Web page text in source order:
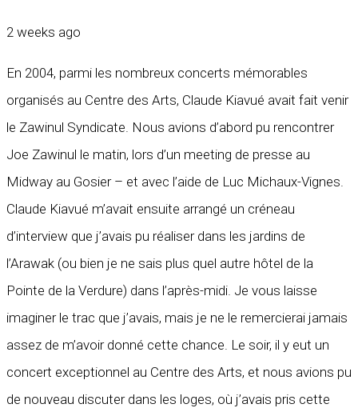
2 weeks ago
En 2004, parmi les nombreux concerts mémorables
organisés au Centre des Arts, Claude Kiavué avait fait venir
le Zawinul Syndicate. Nous avions d’abord pu rencontrer
Joe Zawinul le matin, lors d’un meeting de presse au
Midway au Gosier – et avec l’aide de Luc Michaux-Vignes.
Claude Kiavué m’avait ensuite arrangé un créneau
d’interview que j’avais pu réaliser dans les jardins de
l’Arawak (ou bien je ne sais plus quel autre hôtel de la
Pointe de la Verdure) dans l’après-midi. Je vous laisse
imaginer le trac que j’avais, mais je ne le remercierai jamais
assez de m’avoir donné cette chance. Le soir, il y eut un
concert exceptionnel au Centre des Arts, et nous avions pu
de nouveau discuter dans les loges, où j’avais pris cette